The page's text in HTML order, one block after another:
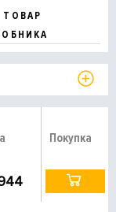
ТОВАР
Покупка